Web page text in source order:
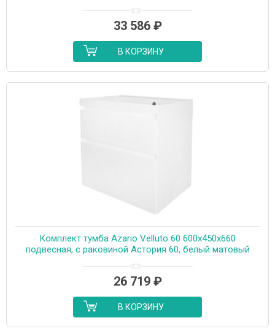
33 586 ₽
В КОРЗИНУ
Комплект тумба Azario Velluto 60 600х450х660
подвесная, с раковиной Астория 60, белый матовый
26 719 ₽
В КОРЗИНУ